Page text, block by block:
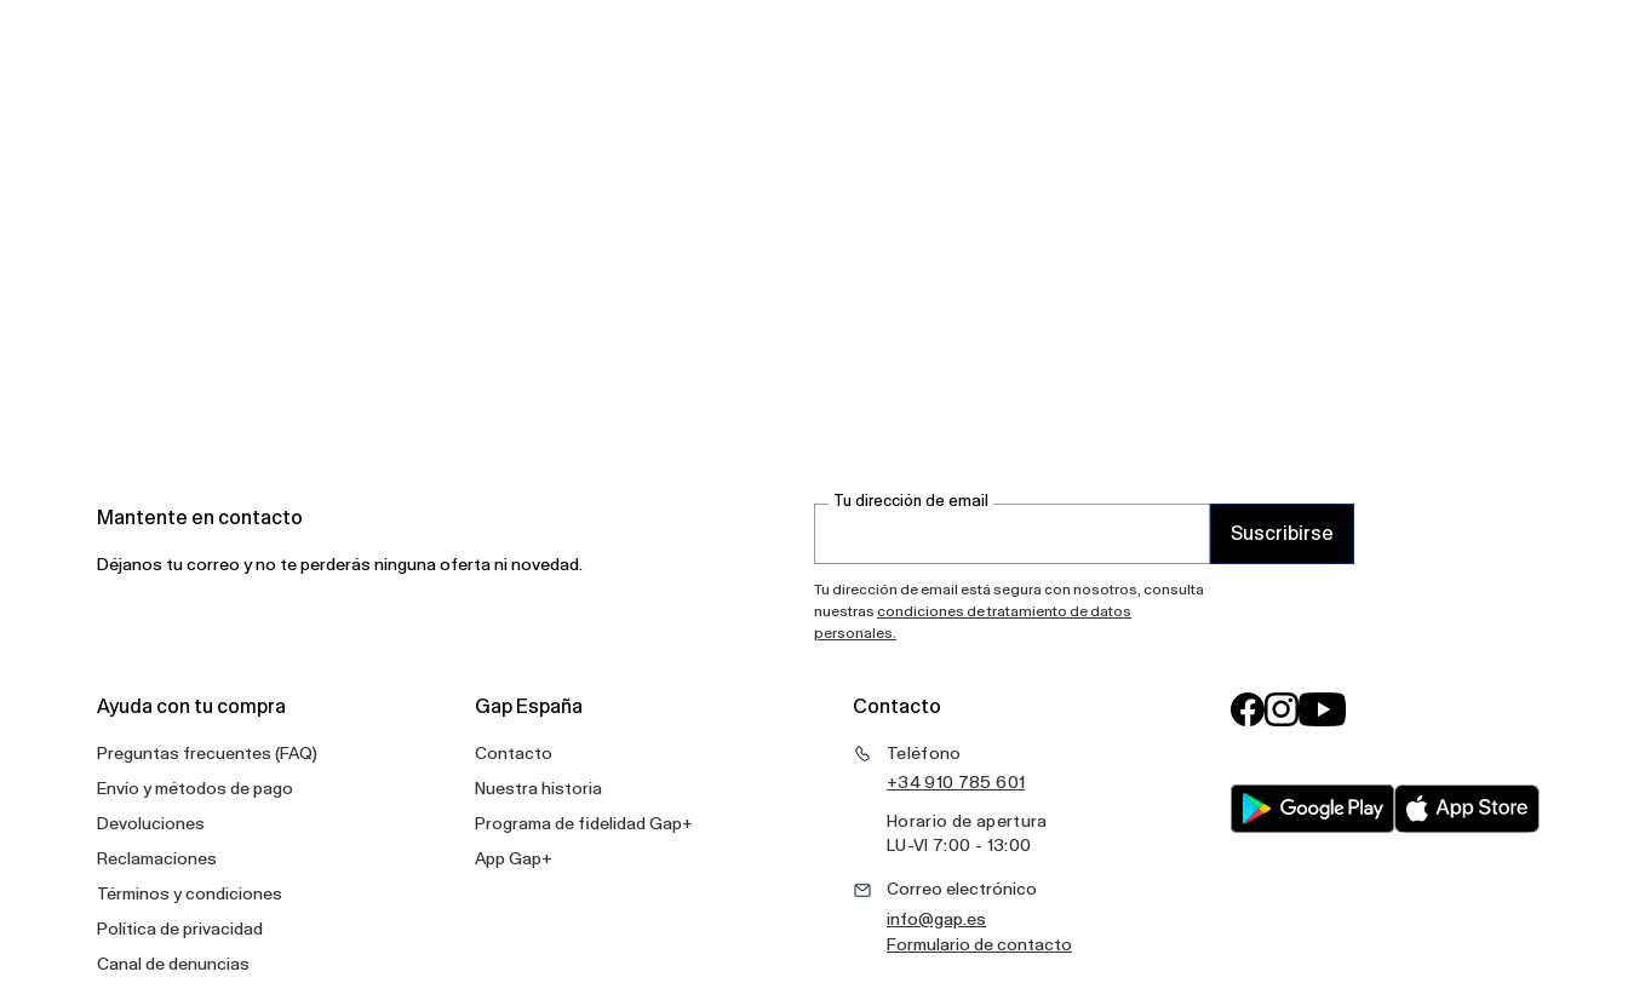
Mantente en contacto
Déjanos tu correo y no te perderás ninguna oferta ni novedad.
Tu dirección de email
Suscribirse
Tu dirección de email está segura con nosotros, consulta
nuestras condiciones de tratamiento de datos
personales.
Ayuda con tu compra
Preguntas frecuentes (FAQ)
Envío y métodos de pago
Devoluciones
Reclamaciones
Términos y condiciones
Política de privacidad
Canal de denuncias
Gap España
Contacto
Nuestra historia
Programa de fidelidad Gap+
App Gap+
Contacto
Teléfono
+34 910 785 601
Horario de apertura
LU-VI 7:00 - 13:00
Correo electrónico
info@gap.es
Formulario de contacto